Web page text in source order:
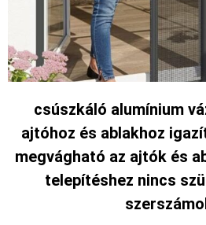
csúszkáló alumínium
ajtóhoz és ablakhoz
megvágható az ajtók és
telepítéshez nincs